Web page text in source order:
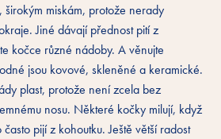
širokým miskám, protože nerady
Jiné dávají přednost pití z
kočce různé nádoby. A věnujte
jsou kovové, skleněné a keramické.
plast, protože není zcela bez
nosu. Některé kočky milují, když
pijí z kohoutku. Ještě větší radost